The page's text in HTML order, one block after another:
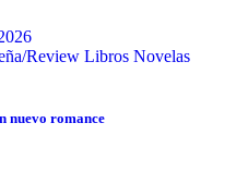
Review Libros Novelas
nuevo romance